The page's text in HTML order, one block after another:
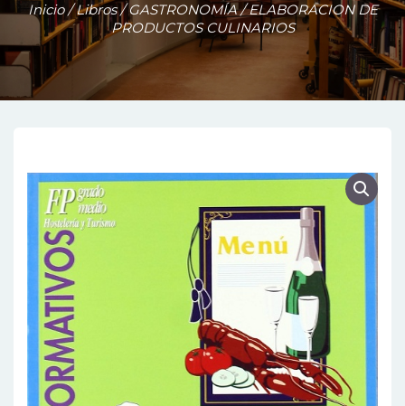
Inicio/Libros/GASTRONOMÍA/ ELABORACION DE
PRODUCTOS CULINARIOS